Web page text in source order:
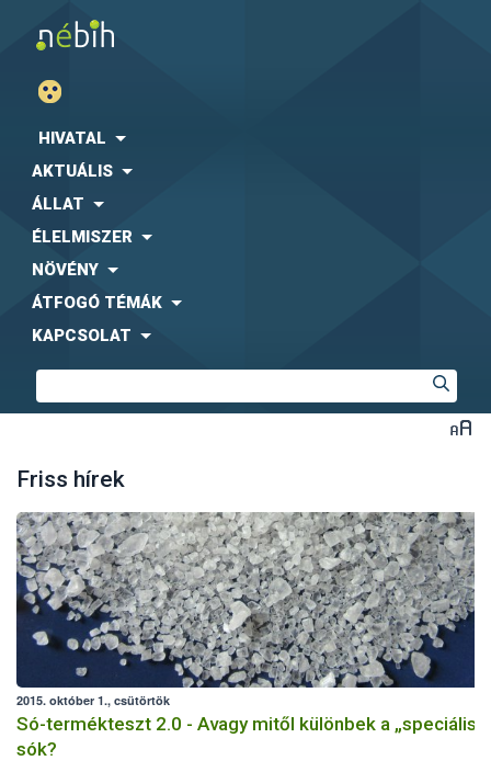
HIVATAL
AKTUÁLIS
ÁLLAT
ÉLELMISZER
NÖVÉNY
ÁTFOGÓ TÉMÁK
KAPCSOLAT
Friss hírek
2015. október 1., csütörtök
Só-termékteszt 2.0 - Avagy mitől különbek a „speciális”
sók?